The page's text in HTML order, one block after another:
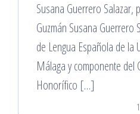
Susana Guerrero Salazar,
Guzmán Susana Guerrero
de Lengua Española de la
Málaga y componente del
Honorífico […]